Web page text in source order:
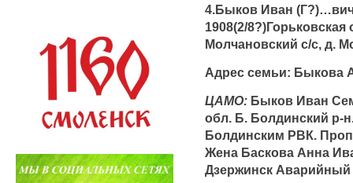
4.Быков Иван
1908(2/
Молчановский с/с, д.
Адрес семьи: Быкова
ЦАМО: Быков Иван
обл. Б. Болдинский р-
Болдинским РВК.
Жена Баскова Анна
Дзержинск Аварийный